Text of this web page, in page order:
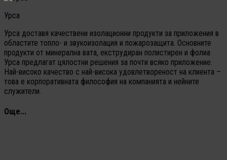
Урса
Урса доставя качествени изолационни продукти за приложения в
областите топло- и звукоизолация и пожарозащита. Основните
продукти от минерална вата, екструдиран полистирен и фолиа
Урса предлагат цялостни решения за почти всяко приложение.
Най-високо качество с най-висока удовлетвореност на клиента –
това е корпоративната философия на компанията и нейните
служители.
Още...